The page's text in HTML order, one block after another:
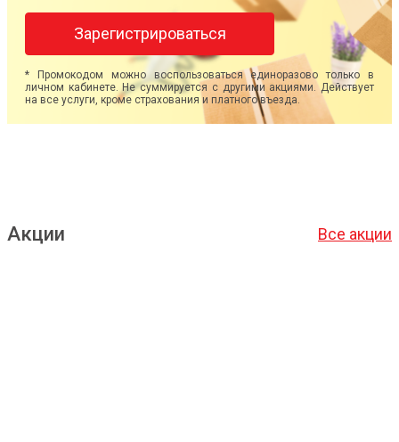
Зарегистрироваться
* Промокодом можно воспользоваться единоразово только в
личном кабинете. Не суммируется с другими акциями. Действует
на все услуги, кроме страхования и платного въезда.
Акции Все акции